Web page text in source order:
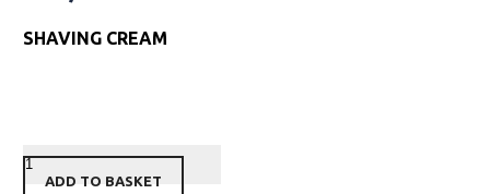
SHAVING CREAM
ADD TO BASKET